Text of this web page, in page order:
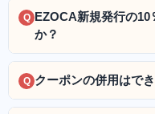
Q EZOCA新規発行の
か？
Q クーポンの併用はで